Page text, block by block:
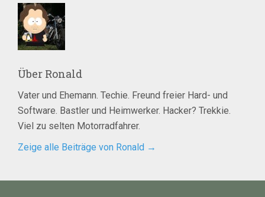
Über Ronald
Vater und Ehemann. Techie. Freund freier Hard- und
Software. Bastler und Heimwerker. Hacker? Trekkie.
Viel zu selten Motorradfahrer.
Zeige alle Beiträge von Ronald →